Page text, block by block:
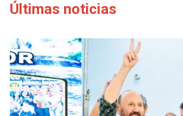
Últimas noticias